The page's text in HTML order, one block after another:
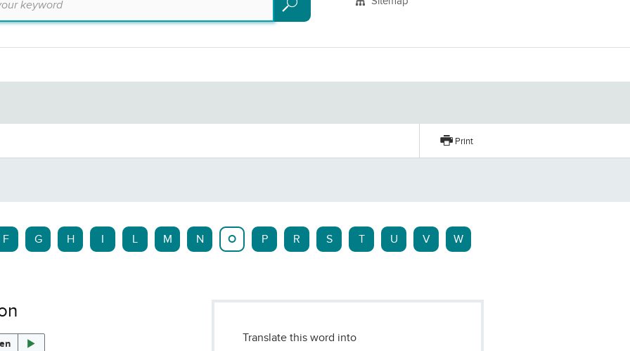
Search
Print
F G H I L M N O P R S T U V W
Translate this word into